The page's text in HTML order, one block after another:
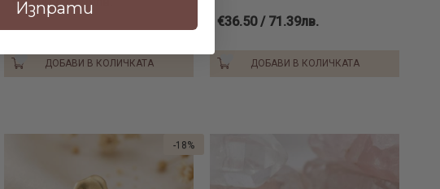
ДОБАВИ В КОЛИЧКАТА
€36.50 / 71.39лв.
ДОБАВИ В КОЛИЧКАТА
-18%
Изпрати